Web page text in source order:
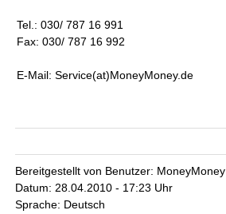
Tel.: 030/ 787 16 991
Fax: 030/ 787 16 992
E-Mail: Service(at)MoneyMoney.de
Bereitgestellt von Benutzer: MoneyMoney
Datum: 28.04.2010 - 17:23 Uhr
Sprache: Deutsch